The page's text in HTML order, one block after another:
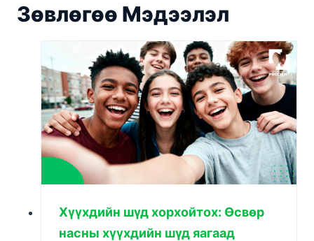
Зөвлөгөө Мэдээлэл
Хүүхдийн шүд хорхойтох: Өсвөр
насны хүүхдийн шүд яагаад